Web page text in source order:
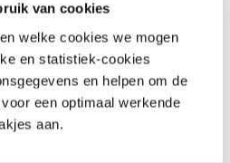
van cookies
welke cookies we mogen
en statistiek-cookies
en helpen om de
een optimaal werkende
aan.
van
zijn veroorzaakt.
cliënt worden
door onjuiste
van de